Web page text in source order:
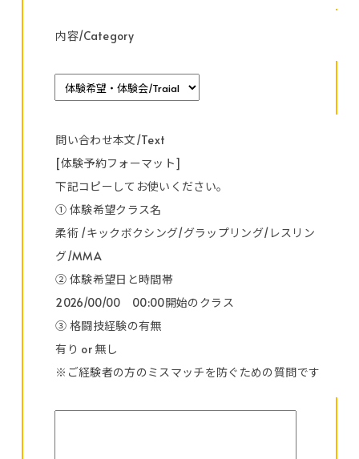
内容/Category
問い合わせ本文/Text
[体験予約フォーマット]
下記コピーしてお使いください。
① 体験希望クラス名
柔術 /キックボクシング/グラップリング/レスリン
グ/MMA
② 体験希望日と時間帯
2026/00/00 00:00開始のクラス
③ 格闘技経験の有無
有り or 無し
※ご経験者の方のミスマッチを防ぐための質問です